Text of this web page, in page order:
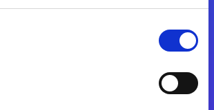
お問合せ